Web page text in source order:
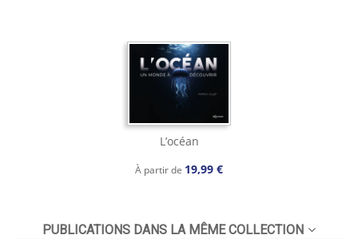
L’océan
À partir de 19,99 €
PUBLICATIONS DANS LA MÊME COLLECTION